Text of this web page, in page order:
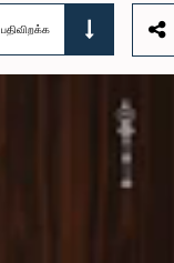
பதிவிறக்க